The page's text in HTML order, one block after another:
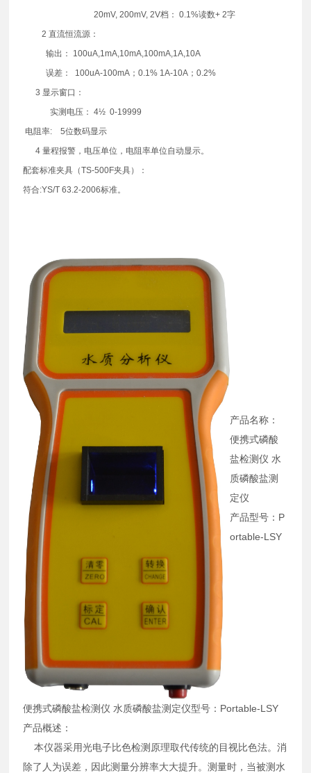
20mV, 200mV, 2V档： 0.1%读数+ 2字
2 直流恒流源：
输出： 100uA,1mA,10mA,100mA,1A,10A
误差： 100uA-100mA；0.1% 1A-10A；0.2%
3 显示窗口：
实测电压： 4½ 0-19999
电阻率: 5位数码显示
4 量程报警，电压单位，电阻率单位自动显示。
配套标准夹具（TS-500F夹具）：
符合:YS/T 63.2-2006标准。
产品名称：
便携式磷酸
盐检测仪 水
质磷酸盐测
定仪
产品型号：P
ortable-LSY
便携式磷酸盐检测仪 水质磷酸盐测定仪型号：Portable-LSY
产品概述：
本仪器采用光电子比色检测原理取代传统的目视比色法。消
除了人为误差，因此测量分辨率大大提升。测量时，当被测水